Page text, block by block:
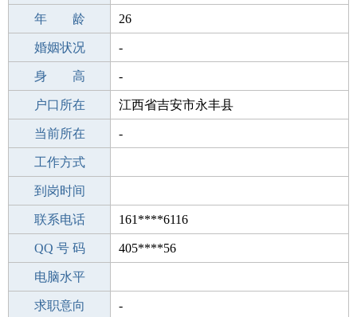
性 别 女
年 龄 26
出生年月 2000-04-03
婚姻状况 -
学 历 初中
身 高 -
毕业学校 深圳崛起诚信实验学校
户口所在 江西省吉安市永丰县
所学专业 -
当前所在 -
工作经验
工作方式
驾 照
到岗时间
期望月薪
联系电话 161****6116
手机号码 161****6116
QQ 号 码 405****56
微信号码
电脑水平
外语水平
求职意向 -